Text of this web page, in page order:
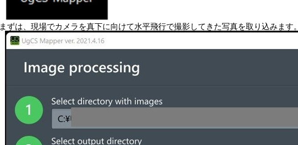
まずは、現場でカメラを真下に向けて水平飛行で撮影してきた写真を取り込みます。